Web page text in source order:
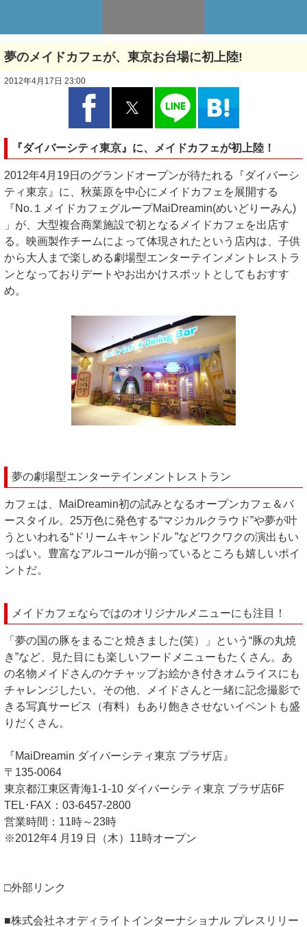
夢のメイドカフェが、東京お台場に初上陸!
2012年4月17日 23:00
『ダイバーシティ東京』に、メイドカフェが初上陸！
2012年4月19日のグランドオープンが待たれる『ダイバーシ
ティ東京』に、秋葉原を中心にメイドカフェを展開する
『No.１メイドカフェグループMaiDreamin(めいどりーみん)
」が、大型複合商業施設で初となるメイドカフェを出店す
る。映画製作チームによって体現されたという店内は、子供
から大人まで楽しめる劇場型エンターテインメントレストラ
ンとなっておりデートやお出かけスポットとしてもおすす
め。
夢の劇場型エンターテインメントレストラン
カフェは、MaiDreamin初の試みとなるオープンカフェ＆バ
ースタイル。25万色に発色する“マジカルクラウド”や夢が叶
うといわれる“ドリームキャンドル ”などワクワクの演出もい
っぱい。豊富なアルコールが揃っているところも嬉しいポイ
ントだ。
メイドカフェならではのオリジナルメニューにも注目！
「夢の国の豚をまるごと焼きました(笑）」という“豚の丸焼
き”など、見た目にも楽しいフードメニューもたくさん。あ
の名物メイドさんのケチャップお絵かき付きオムライスにも
チャレンジしたい。その他、メイドさんと一緒に記念撮影で
きる写真サービス（有料）もあり飽きさせないイベントも盛
りだくさん。
『MaiDreamin ダイバーシティ東京 プラザ店』
〒135-0064
東京都江東区青海1-1-10 ダイバーシティ東京 プラザ店6F
TEL･FAX：03-6457-2800
営業時間：11時～23時
※2012年4 月19 日（木）11時オープン
□外部リンク
■株式会社ネオディライトインターナショナル プレスリリー